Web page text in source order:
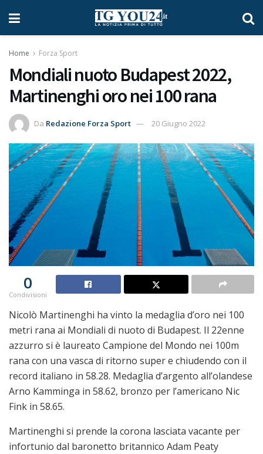
Home Forza Sport
Mondiali nuoto Budapest 2022,
Martinenghi oro nei 100 rana
Da Redazione Forza Sport 20 Giugno 2022
0
Condivisioni
Nicolò Martinenghi ha vinto la medaglia d’oro nei 100
metri rana ai Mondiali di nuoto di Budapest. Il 22enne
azzurro si è laureato Campione del Mondo nei 100m
rana con una vasca di ritorno super e chiudendo con il
record italiano in 58.28. Medaglia d’argento all’olandese
Arno Kamminga in 58.62, bronzo per l’americano Nic
Fink in 58.65.
Martinenghi si prende la corona lasciata vacante per
infortunio dal baronetto britannico Adam Peaty